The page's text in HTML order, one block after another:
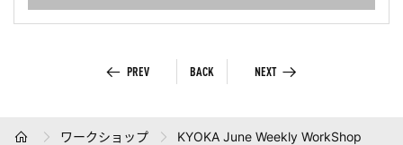
PREV BACK NEXT
ワークショップ KYOKA June Weekly WorkShop